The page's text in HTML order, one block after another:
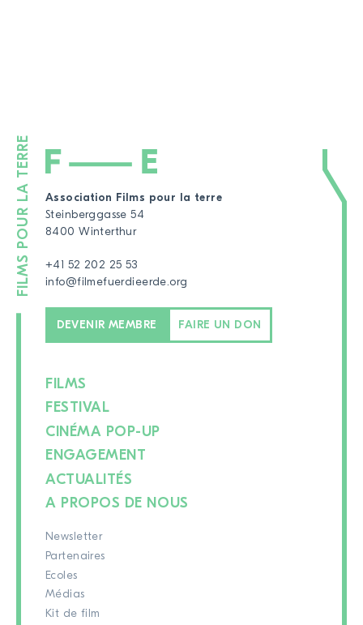
Association Films pour la terre
Steinberggasse 54
8400 Winterthur
+41 52 202 25 53
info@filmefuerdieerde.org
DEVENIR MEMBRE FAIRE UN DON
FILMS
FESTIVAL
CINÉMA POP-UP
ENGAGEMENT
ACTUALITÉS
A PROPOS DE NOUS
Newsletter
Partenaires
Ecoles
Médias
Kit de film